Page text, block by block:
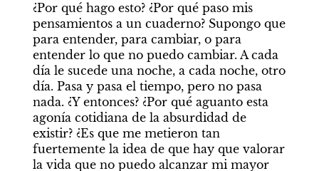
¿Por qué hago esto? ¿Por qué paso mis
pensamientos a un cuaderno? Supongo que
para entender, para cambiar, o para
entender lo que no puedo cambiar. A cada
día le sucede una noche, a cada noche, otro
día. Pasa y pasa el tiempo, pero no pasa
nada. ¿Y entonces? ¿Por qué aguanto esta
agonía cotidiana de la absurdidad de
existir? ¿Es que me metieron tan
fuertemente la idea de que hay que valorar
la vida que no puedo alcanzar mi mayor